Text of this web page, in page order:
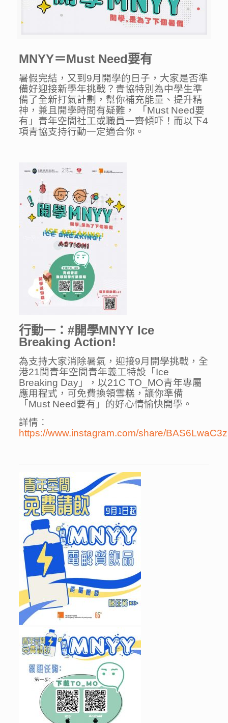
MNYY＝Must Need要有
暑假完結，又到9月開學的日子，大家是否準
備好迎接新學年挑戰？青協特別為中學生準
備了全新打氣計劃，幫你補充能量、提升精
神，兼且開學時間有疑難， 「Must Need要
有」青年空間社工或職員一齊傾吓！而以下4
項青協支持行動一定適合你。
行動一：#開學MNYY Ice
Breaking Action!
為支持大家消除暑氣，迎接9月開學挑戰，全
港21間青年空間青年義工特設「Ice
Breaking Day」，以21C TO_MO青年專屬
應用程式，可免費換領雪糕，讓你準備
「Must Need要有」的好心情愉快開學。
詳情︰
https://www.instagram.com/share/BAS6LwaC3z